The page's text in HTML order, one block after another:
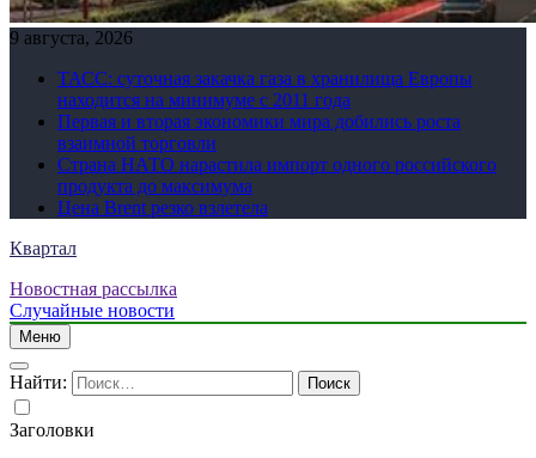
9 августа, 2026
ТАСС: суточная закачка газа в хранилища Европы
находится на минимуме с 2011 года
Первая и вторая экономики мира добились роста
взаимной торговли
Страна НАТО нарастила импорт одного российского
продукта до максимума
Цена Brent резко взлетела
Квартал
Новостная рассылка
Случайные новости
Меню
Найти:
Заголовки